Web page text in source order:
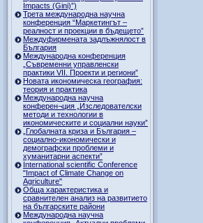
Impacts (Gini)”)
Трета международна научна
конференция “Маркетингът –
реалност и проекции в бъдещето”
Междуфирмената задлъжнялост в
България
Международна конференция
„Съвременни управленски
практики VII. Проекти и региони”
Новата икономическа география:
теория и практика
Международна научна
конферен¬ция „Изследователски
методи и технологии в
икономическите и социални науки”
„Глобалната криза и България –
социално-икономически и
демографски проблеми и
хуманитарни аспекти”
International scientific Conference
"Impact of Climate Change on
Agriculture"
Обща характеристика и
сравнителен анализ на развитието
на българските райони
Международна научна